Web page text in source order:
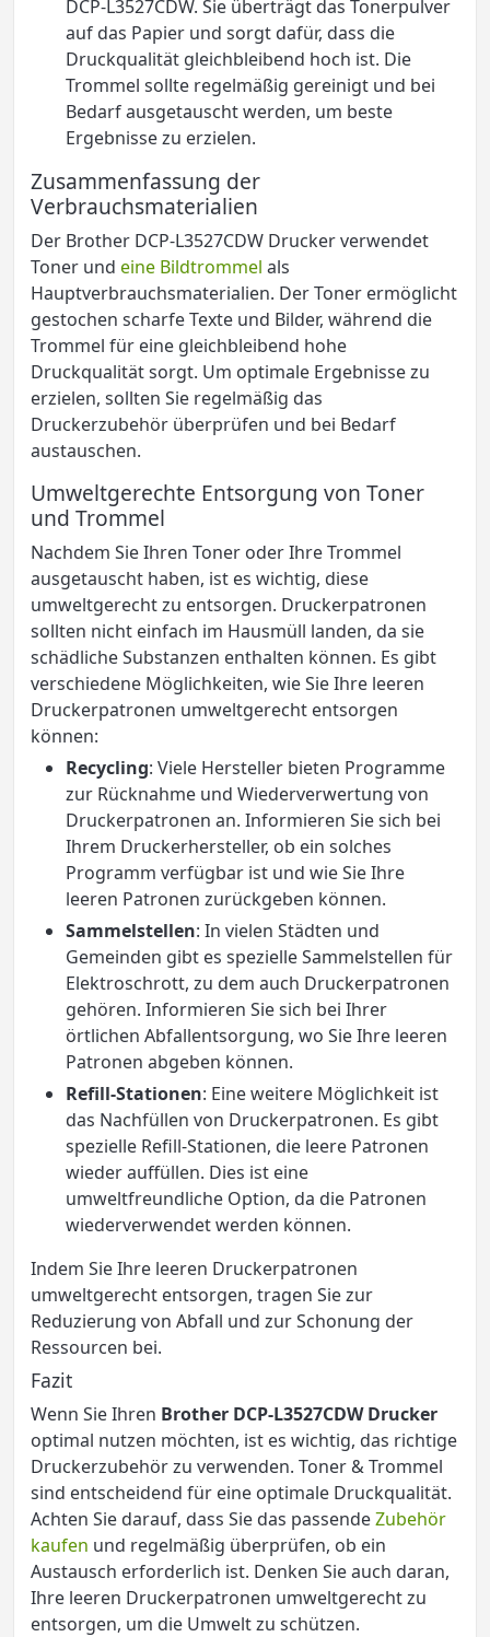
DCP-L3527CDW. Sie überträgt das Tonerpulver
auf das Papier und sorgt dafür, dass die
Druckqualität gleichbleibend hoch ist. Die
Trommel sollte regelmäßig gereinigt und bei
Bedarf ausgetauscht werden, um beste
Ergebnisse zu erzielen.
Zusammenfassung der
Verbrauchsmaterialien
Der Brother DCP-L3527CDW Drucker verwendet
Toner und eine Bildtrommel als
Hauptverbrauchsmaterialien. Der Toner ermöglicht
gestochen scharfe Texte und Bilder, während die
Trommel für eine gleichbleibend hohe
Druckqualität sorgt. Um optimale Ergebnisse zu
erzielen, sollten Sie regelmäßig das
Druckerzubehör überprüfen und bei Bedarf
austauschen.
Umweltgerechte Entsorgung von Toner
und Trommel
Nachdem Sie Ihren Toner oder Ihre Trommel
ausgetauscht haben, ist es wichtig, diese
umweltgerecht zu entsorgen. Druckerpatronen
sollten nicht einfach im Hausmüll landen, da sie
schädliche Substanzen enthalten können. Es gibt
verschiedene Möglichkeiten, wie Sie Ihre leeren
Druckerpatronen umweltgerecht entsorgen
können:
Recycling: Viele Hersteller bieten Programme
zur Rücknahme und Wiederverwertung von
Druckerpatronen an. Informieren Sie sich bei
Ihrem Druckerhersteller, ob ein solches
Programm verfügbar ist und wie Sie Ihre
leeren Patronen zurückgeben können.
Sammelstellen: In vielen Städten und
Gemeinden gibt es spezielle Sammelstellen für
Elektroschrott, zu dem auch Druckerpatronen
gehören. Informieren Sie sich bei Ihrer
örtlichen Abfallentsorgung, wo Sie Ihre leeren
Patronen abgeben können.
Refill-Stationen: Eine weitere Möglichkeit ist
das Nachfüllen von Druckerpatronen. Es gibt
spezielle Refill-Stationen, die leere Patronen
wieder auffüllen. Dies ist eine
umweltfreundliche Option, da die Patronen
wiederverwendet werden können.
Indem Sie Ihre leeren Druckerpatronen
umweltgerecht entsorgen, tragen Sie zur
Reduzierung von Abfall und zur Schonung der
Ressourcen bei.
Fazit
Wenn Sie Ihren Brother DCP-L3527CDW Drucker
optimal nutzen möchten, ist es wichtig, das richtige
Druckerzubehör zu verwenden. Toner & Trommel
sind entscheidend für eine optimale Druckqualität.
Achten Sie darauf, dass Sie das passendeZubehör
kaufen und regelmäßig überprüfen, ob ein
Austausch erforderlich ist. Denken Sie auch daran,
Ihre leeren Druckerpatronen umweltgerecht zu
entsorgen, um die Umwelt zu schützen.